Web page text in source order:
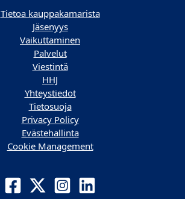
Tietoa kauppakamarista
Jäsenyys
Vaikuttaminen
Palvelut
Viestintä
HHJ
Yhteystiedot
Tietosuoja
Privacy Policy
Evästehallinta
Cookie Management